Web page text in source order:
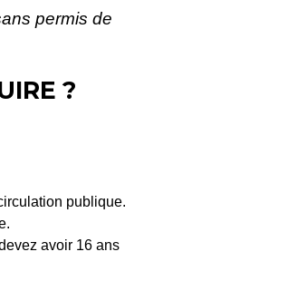
permis de
?
publique.
avoir 16 ans